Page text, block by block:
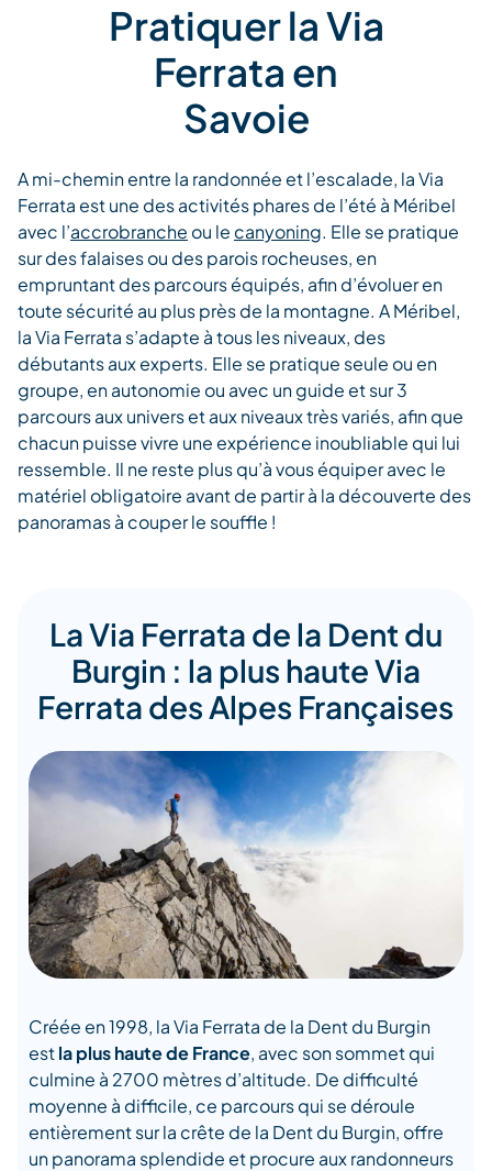
Pratiquer la Via
Ferrata en
Savoie
A mi-chemin entre la randonnée et l’escalade, la Via
Ferrata est une des activités phares de l’été à Méribel
avec l’accrobranche ou le canyoning. Elle se pratique
sur des falaises ou des parois rocheuses, en
empruntant des parcours équipés, afin d’évoluer en
toute sécurité au plus près de la montagne. A Méribel,
la Via Ferrata s’adapte à tous les niveaux, des
débutants aux experts. Elle se pratique seule ou en
groupe, en autonomie ou avec un guide et sur 3
parcours aux univers et aux niveaux très variés, afin que
chacun puisse vivre une expérience inoubliable qui lui
ressemble. Il ne reste plus qu’à vous équiper avec le
matériel obligatoire avant de partir à la découverte des
panoramas à couper le souffle !
La Via Ferrata de la Dent du
Burgin : la plus haute Via
Ferrata des Alpes Françaises
Créée en 1998, la Via Ferrata de la Dent du Burgin
estla plus haute de France, avec son sommet qui
culmine à 2700 mètres d’altitude. De difficulté
moyenne à difficile, ce parcours qui se déroule
entièrement sur la crête de la Dent du Burgin, offre
un panorama splendide et procure aux randonneurs